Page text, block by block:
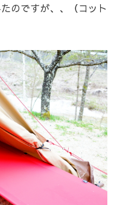
のですが、、（コット